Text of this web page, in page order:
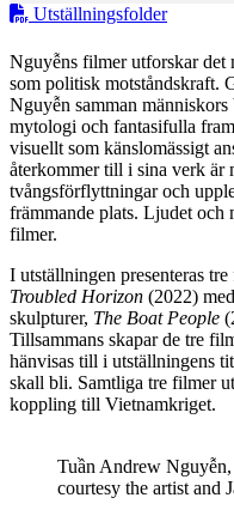
Utställningsfolder
Nguyễns filmer utforskar det
som politisk motståndskraft.
Nguyễn samman människors
mytologi och fantasifulla
visuellt som känslomässigt
återkommer till i sina verk är
tvångsförflyttningar och
främmande plats. Ljudet och
filmer.
I utställningen presenteras
Troubled Horizon (2022)
skulpturer, The Boat People
Tillsammans skapar de tre
hänvisas till i utställningens
skall bli. Samtliga tre filmer
koppling till Vietnamkriget.
Tuần Andrew
courtesy the artist and